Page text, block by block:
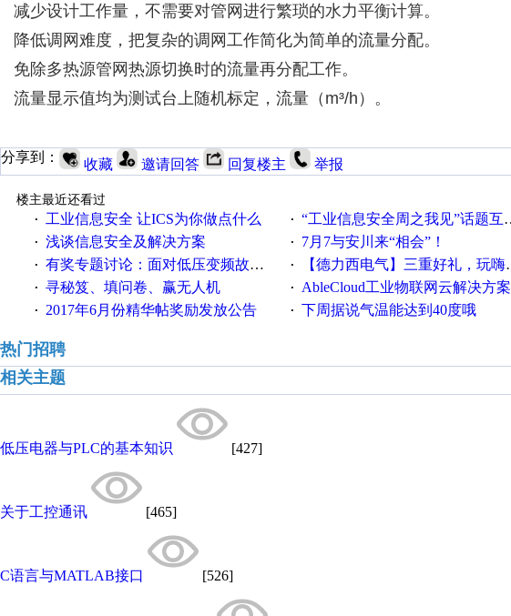
减少设计工作量，不需要对管网进行繁琐的水力平衡计算。
降低调网难度，把复杂的调网工作简化为简单的流量分配。
免除多热源管网热源切换时的流量再分配工作。
流量显示值均为测试台上随机标定，流量（m³/h）。
分享到： 收藏 邀请回答 回复楼主 举报
楼主最近还看过
·
工业信息安全 让ICS为你做点什么 · “工业信息安全周之我见”话题互动获奖名单发布公告
· 浅谈信息安全及解决方案 · 7月7与安川来“相会”！
· 有奖专题讨论：面对低压变频故障，老手是这样解决的！ · 【德力西电气】三重好礼，玩嗨夏日！
· 寻秘笈、填问卷、赢无人机 · AbleCloud工业物联网云解决方案实践及应用
· 2017年6月份精华帖奖励发放公告 · 下周据说气温能达到40度哦
热门招聘
相关主题
低压电器与PLC的基本知识 [427]
关于工控通讯 [465]
C语言与MATLAB接口 [526]